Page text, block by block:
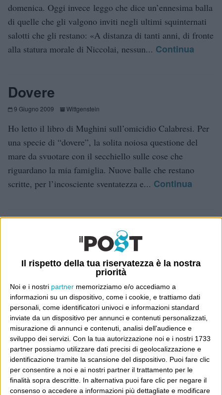
Il rispetto della tua riservatezza è la nostra
priorità
Noi e i nostri partner memorizziamo e/o accediamo a
informazioni su un dispositivo, come i cookie, e trattiamo dati
personali, come identificatori univoci e informazioni standard
inviate da un dispositivo per annunci e contenuti personalizzati,
misurazione di annunci e contenuti, analisi dell'audience e
sviluppo dei servizi. Con la tua autorizzazione noi e i nostri 1733
partner possiamo utilizzare dati precisi di geolocalizzazione e
identificazione tramite la scansione del dispositivo. Puoi fare clic
per consentire a noi e ai nostri partner il trattamento per le
finalità sopra descritte. In alternativa puoi fare clic per negare il
consenso o accedere a informazioni più dettagliate e modificare
domenica. Oggi invece leggo che dice un’ennesima balla
di quelle che gli valgono inviti negli ultimi squinternati
salotti che gli restano: «A distanza di tanti anni, di fronte
alla statura morale di Niccolai, nessun... Continua
Dovere
9 Giugno 2009 Wittgenstein
Ho letto il libro di Mughini sull’omicidio Calabresi. Per
una specie di “dovere”, la solita noiosa questione del
mare da svuotare con il secchiello sulle cose che
riguardano la mia famiglia. Nuove balle che restano
scritte, per l’incosciente sventatezza e... Continua
Il senso della misura
Wittgenstein
Ricostruisco, da brandelli di cose lette rapidamente, che
nei giorni scorsi Sabelli Fioretti sia tornato a dire
stupidaggini sull’omicidio del commissario Calabresi,
della serie chi-sa-parli: è un suo tormentone che oltre a
non sortire alcun effetto nel merito – cosa...Continua
E per i regali di Natale (del 2026!)